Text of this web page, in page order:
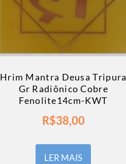
Hrim Mantra Deusa Tripura
Gr Radiônico Cobre
Fenolite14cm-KWT
R$38,00
LER MAIS